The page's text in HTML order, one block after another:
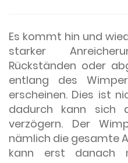
Es kommt hin und
starker
Rückständen oder
entlang des
erscheinen. Dies ist
dadurch kann sich
verzögern. Der
nämlich die gesamte
kann erst danach